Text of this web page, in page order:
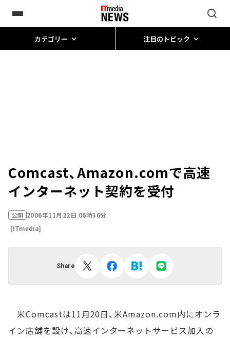
カテゴリー 注目のトピック
Comcast、Amazon.comで高速
インターネット契約を受付
公開 2006年11月22日 06時36分
[ITmedia]
Share
米Comcastは11月20日、米Amazon.com内にオンラ
イン店舗を設け、高速インターネットサービス加入の